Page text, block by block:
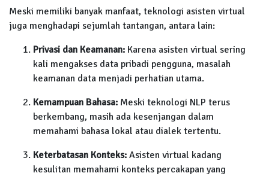
Meski memiliki banyak manfaat, teknologi asisten virtual
juga menghadapi sejumlah tantangan, antara lain:
Privasi dan Keamanan: Karena asisten virtual sering
kali mengakses data pribadi pengguna, masalah
keamanan data menjadi perhatian utama.
Kemampuan Bahasa: Meski teknologi NLP terus
berkembang, masih ada kesenjangan dalam
memahami bahasa lokal atau dialek tertentu.
Keterbatasan Konteks: Asisten virtual kadang
kesulitan memahami konteks percakapan yang